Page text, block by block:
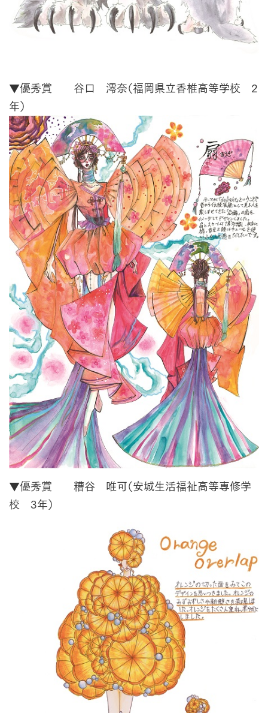
▼優秀賞 谷口 澪奈（福岡県立香椎高等学校 2
年）
▼優秀賞 糟谷 唯可（安城生活福祉高等専修学
校 3年）